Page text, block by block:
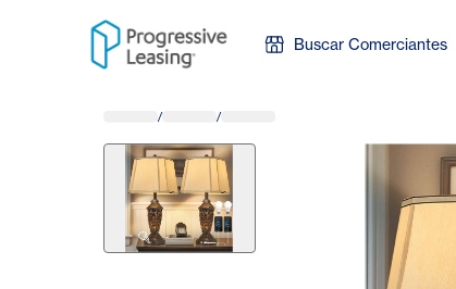
Skip to content
Buscar Comerciantes
/ /